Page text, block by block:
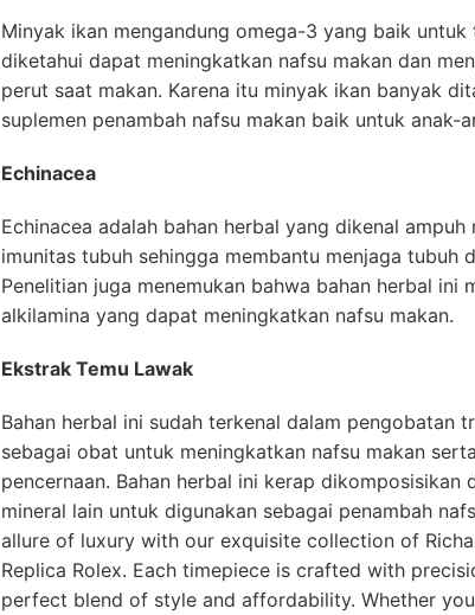
Minyak ikan mengandung omega-3 yang baik untuk
diketahui dapat meningkatkan nafsu makan dan
perut saat makan. Karena itu minyak ikan banyak
suplemen penambah nafsu makan baik untuk anak-
Echinacea
Echinacea adalah bahan herbal yang dikenal ampuh
imunitas tubuh sehingga membantu menjaga tubuh
Penelitian juga menemukan bahwa bahan herbal ini
alkilamina yang dapat meningkatkan nafsu makan.
Ekstrak Temu Lawak
Bahan herbal ini sudah terkenal dalam pengobatan
sebagai obat untuk meningkatkan nafsu makan
pencernaan. Bahan herbal ini kerap dikomposisikan
mineral lain untuk digunakan sebagai penambah
allure of luxury with our exquisite collection of
Replica Rolex. Each timepiece is crafted with
perfect blend of style and affordability. Whether